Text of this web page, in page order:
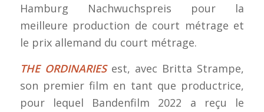
Hamburg Nachwuchspreis pour la
meilleure production de court métrage et
le prix allemand du court métrage.
THE ORDINARIESest, avec Britta Strampe,
son premier film en tant que productrice,
pour lequel Bandenfilm 2022 a reçu le